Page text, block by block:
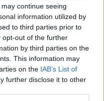
continue seeing
information utilized by
to third parties prior to
opt-out of the further
by third parties on the
This information may
on the IAB’s List of
further disclose it to other
00:00:30
r.: dviejų moterų ir
00:00:57
temperatūra kils iki